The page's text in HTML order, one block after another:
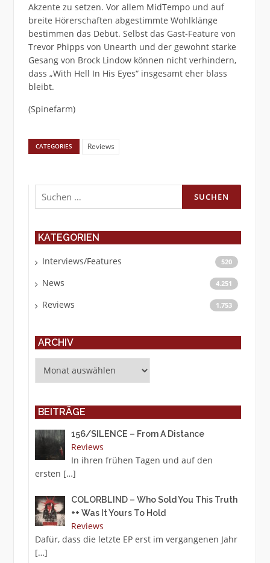
Akzente zu setzen. Vor allem MidTempo und auf
breite Hörerschaften abgestimmte Wohlklänge
bestimmen das Debüt. Selbst das Gast-Feature von
Trevor Phipps von Unearth und der gewohnt starke
Gesang von Brock Lindow können nicht verhindern,
dass „With Hell In His Eyes“ insgesamt eher blass
bleibt.
(Spinefarm)
CATEGORIES Reviews
Suchen
nach:
KATEGORIEN
Interviews/Features 520
News 4.251
Reviews 1.753
ARCHIV
BEITRÄGE
156/SILENCE – From A Distance
Reviews
In ihren frühen Tagen und auf den
ersten […]
COLORBLIND – Who Sold You This Truth
++ Was It Yours To Hold
Reviews
Dafür, dass die letzte EP erst im vergangenen Jahr
[…]